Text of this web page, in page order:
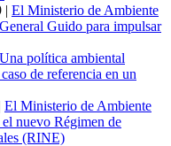
| El Ministerio de Ambiente
Guido para impulsar
Una política ambiental
de referencia en un
El Ministerio de Ambiente
nuevo Régimen de
(RINE)